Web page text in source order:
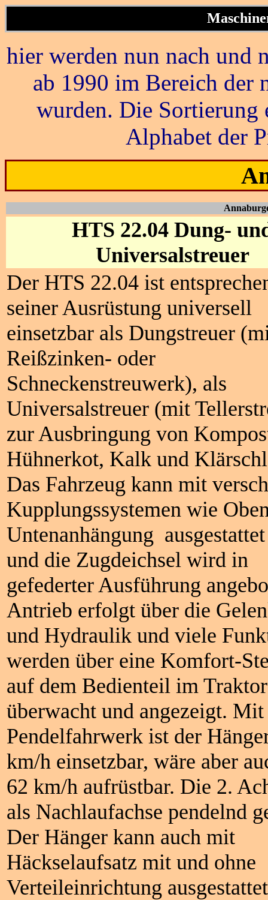
hier werden nun nach und
ab 1990 im Bereich der
wurden. Die Sortierung
Alphabet der
HTS 22.04 Dung-
Universalstreuer
Der HTS 22.04 ist
seiner Ausrüstung universell
einsetzbar als Dungstreuer
Reißzinken- oder
Schneckenstreuwerk), als
Universalstreuer (mit
zur Ausbringung von
Hühnerkot, Kalk und
Das Fahrzeug kann mit
Kupplungssystemen wie
Untenanhängung
und die Zugdeichsel wird in
gefederter Ausführung
Antrieb erfolgt über die
und Hydraulik und viele
werden über eine Komfort-
auf dem Bedienteil im
überwacht und angezeigt. Mit
Pendelfahrwerk ist der
km/h einsetzbar, wäre aber
62 km/h aufrüstbar. Die 2.
als Nachlaufachse pendelnd
Der Hänger kann auch mit
Häckselaufsatz mit und ohne
Verteileinrichtung ausgestattet